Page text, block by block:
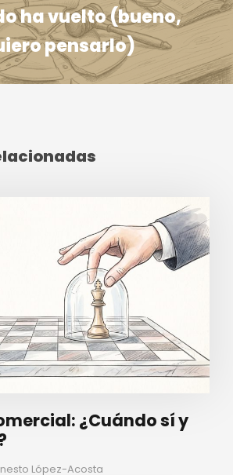
ha vuelto (bueno,
pensarlo)
¿Cuándo sí y
López-Acosta